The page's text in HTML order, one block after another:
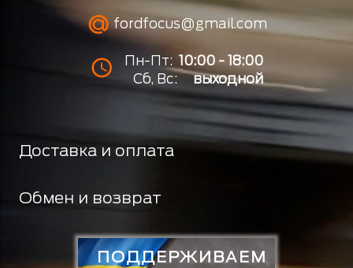
fordfocus@gmail.com
Пн-Пт: 10:00 - 18:00
Сб, Вс:
выходной
Доставка и оплата
Обмен и возврат
ПОДДЕРЖИВАЕМ